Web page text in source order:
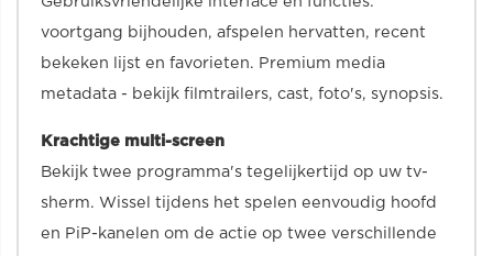
voortgang bijhouden, afspelen hervatten, recent
bekeken lijst en favorieten. Premium media
metadata - bekijk filmtrailers, cast, foto's, synopsis.
Krachtige multi-screen
Bekijk twee programma's tegelijkertijd op uw tv-
sherm. Wissel tijdens het spelen eenvoudig hoofd
en PiP-kanelen om de actie op twee verschillende